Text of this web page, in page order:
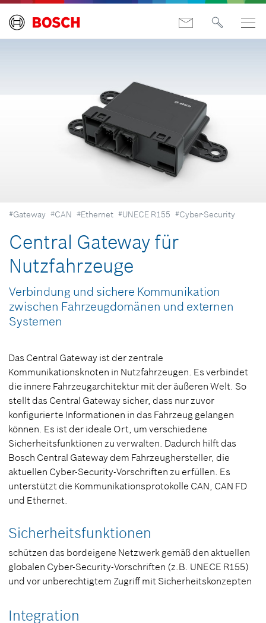
#Gateway #CAN #Ethernet #UNECE R155 #Cyber-Security
Central Gateway für
Nutzfahrzeuge
Verbindung und sichere Kommunikation
zwischen Fahrzeugdomänen und externen
Systemen
Das Central Gateway ist der zentrale
Kommunikationsknoten in Nutzfahrzeugen. Es verbindet
die innere Fahrzeugarchitektur mit der äußeren Welt. So
stellt das Central Gateway sicher, dass nur zuvor
konfigurierte Informationen in das Fahrzeug gelangen
können. Es ist der ideale Ort, um verschiedene
Sicherheitsfunktionen zu verwalten. Dadurch hilft das
Bosch Central Gateway dem Fahrzeughersteller, die
aktuellen Cyber-Security-Vorschriften zu erfüllen. Es
unterstützt die Kommunikationsprotokolle CAN, CAN FD
und Ethernet.
Sicherheitsfunktionen
schützen das bordeigene Netzwerk gemäß den aktuellen
globalen Cyber-Security-Vorschriften (z.B. UNECE R155)
und vor unberechtigtem Zugriff mit Sicherheitskonzepten
Integration